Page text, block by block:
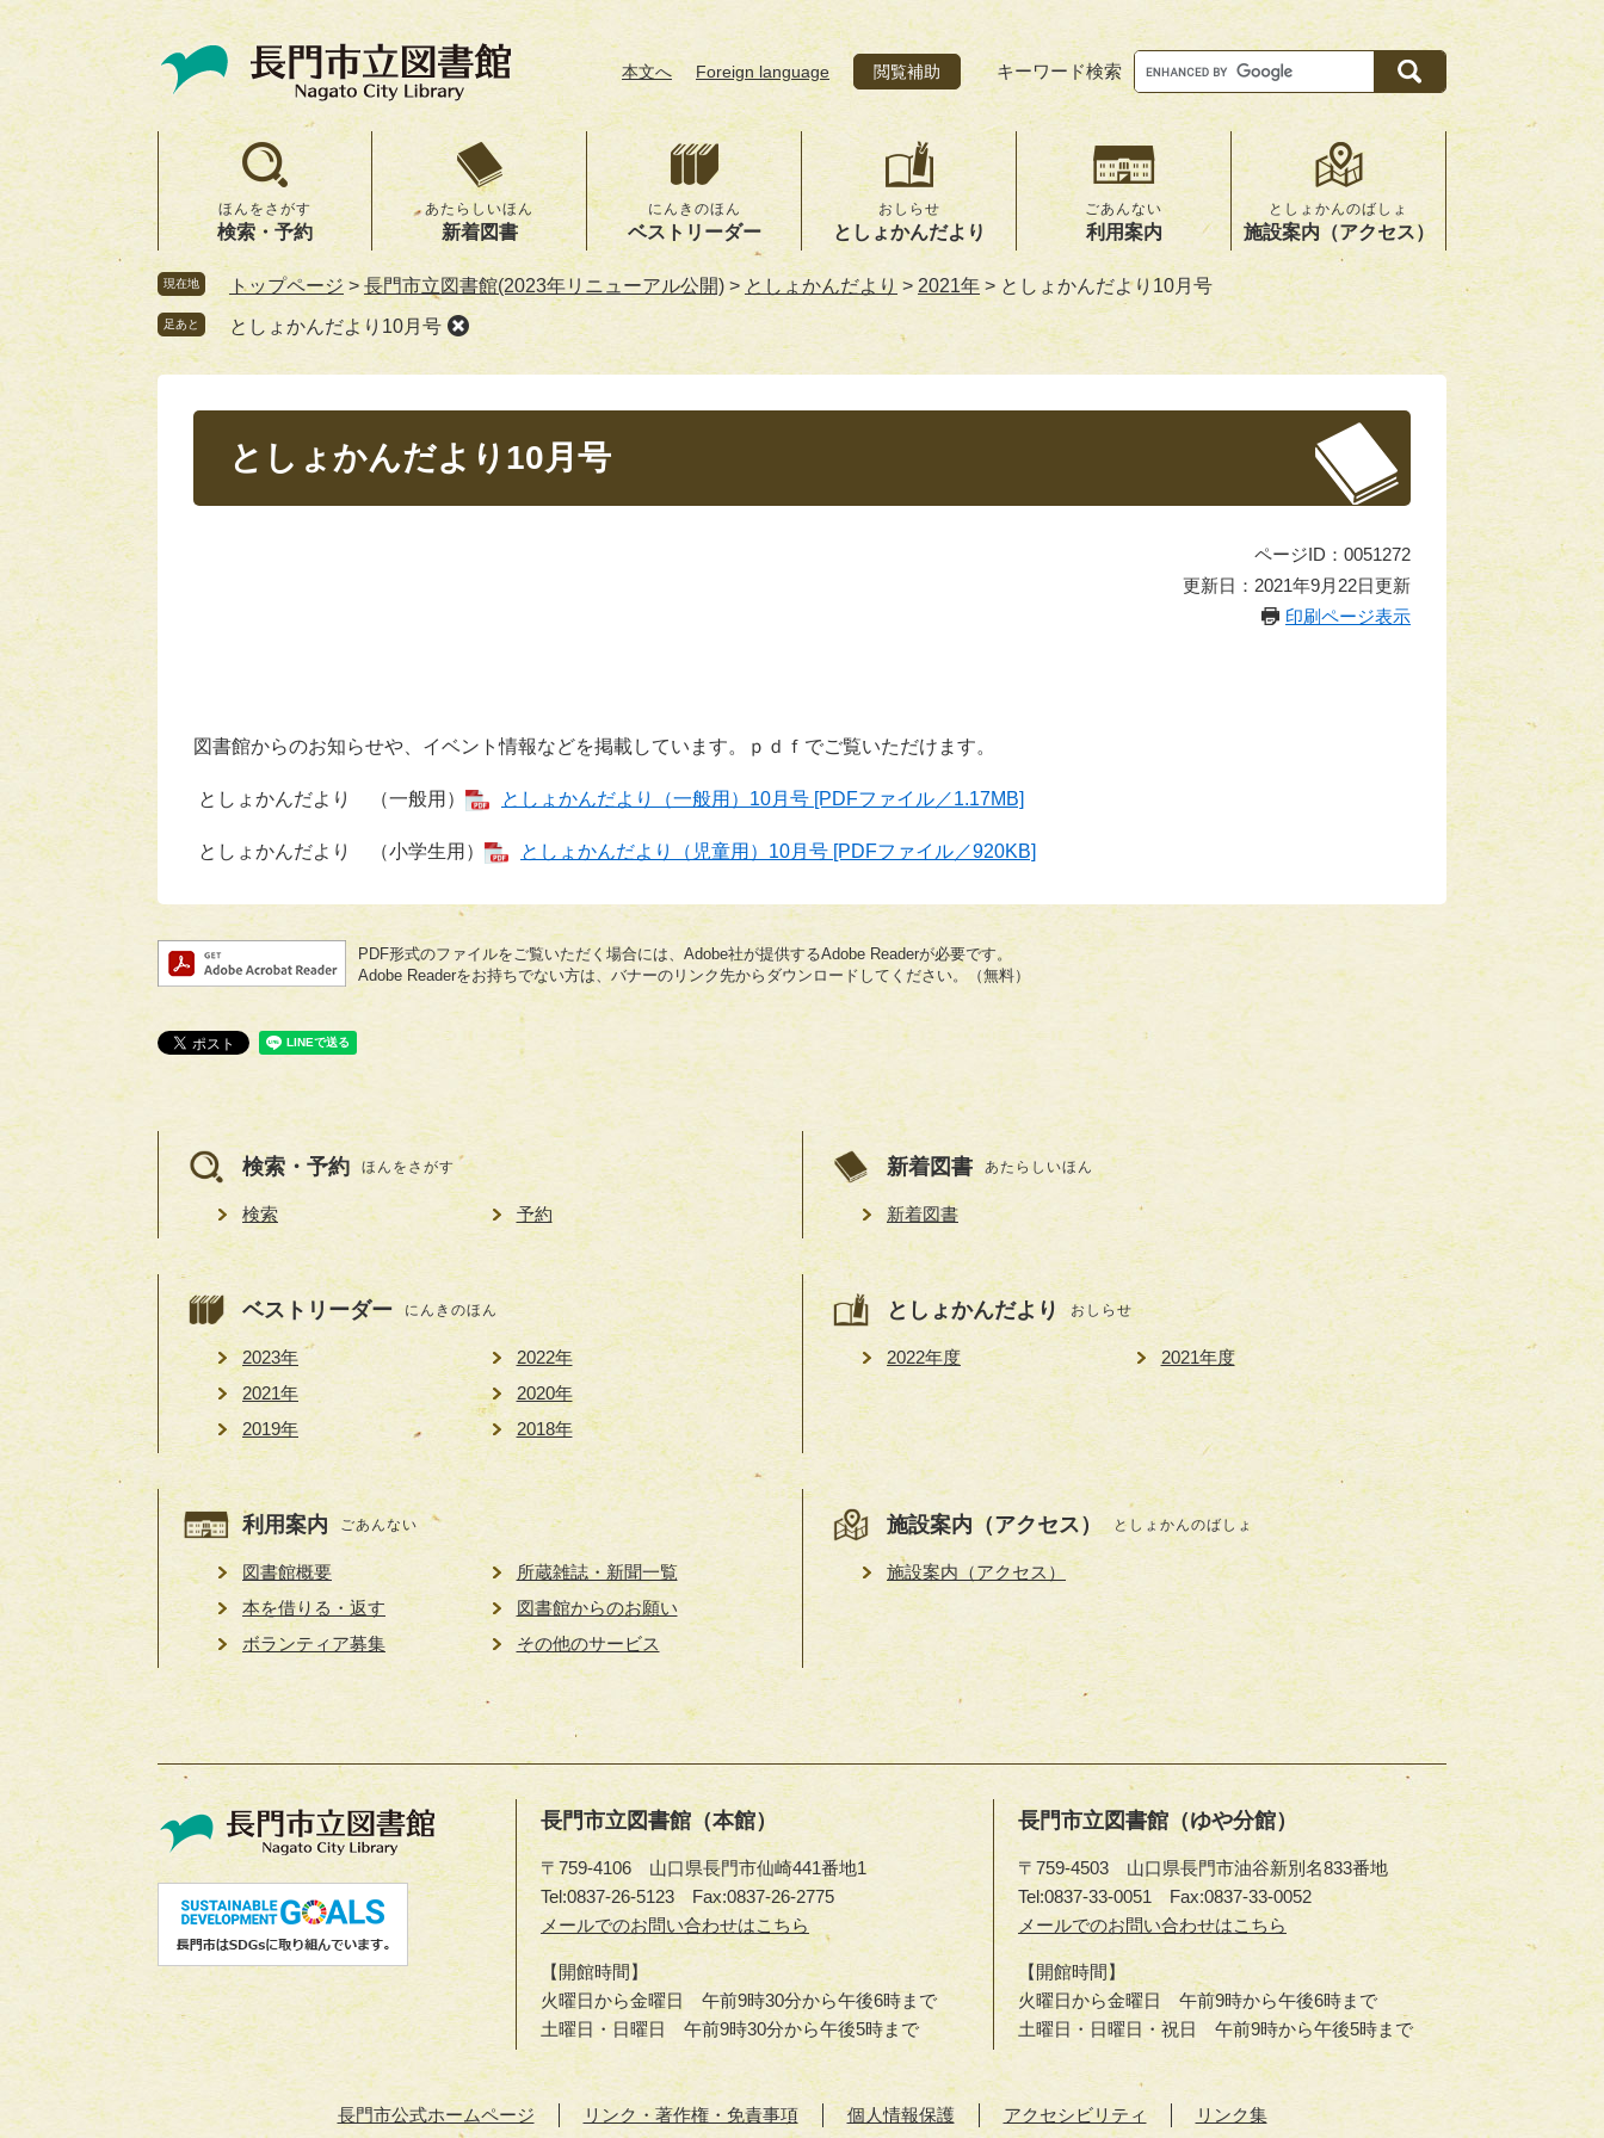
ペ
ー
先
頭
で
す。
メ
ニ
を
飛
ば
し
て
本
文
本文へ Foreign language 閲覧補助 キーワード検索
Google
カ
ス
タ
ム
検
索
ほんをさがす
検索・予約
あたらしいほん
新着図書
にんきのほん
ベストリーダー
おしらせ
としょかんだより
ごあんない
利用案内
としょかんのばしょ
施設案内（アクセス）
現在地 トップページ >長門市立図書館(2023年リニューアル公開) > としょかんだより > 2021年 > としょかんだより10月号
足あと としょかんだより10月号
としょかんだより10月号
ページID：0051272
更新日：2021年9月22日更新
印刷ページ表示
図書館からのお知らせや、イベント情報などを掲載しています。ｐｄｆでご覧いただけます。
としょかんだより （一般用） としょかんだより（一般用）10月号 [PDFファイル／1.17MB]
としょかんだより （小学生用） としょかんだより（児童用）10月号 [PDFファイル／920KB]
PDF形式のファイルをご覧いただく場合には、Adobe社が提供するAdobe Readerが必要です。
Adobe Readerをお持ちでない方は、バナーのリンク先からダウンロードしてください。（無料）
検索・予約 ほんをさがす
検索 予約
新着図書 あたらしいほん
新着図書
ベストリーダー にんきのほん
2023年
2022年
2021年
2020年
2019年
2018年
としょかんだより おしらせ
2022年度 2021年度
利用案内 ごあんない
図書館概要
所蔵雑誌・新聞一覧
本を借りる・返す
図書館からのお願い
ボランティア募集
その他のサービス
施設案内（アクセス） としょかんのばしょ
施設案内（アクセス）
長門市立図書館（本館）
〒759-4106 山口県長門市仙崎441番地1
Tel:0837-26-5123
Fax:0837-26-2775
長
門
市
立
図
書
館
（本
メールでのお問い合わせはこちら
【開館時間】
火曜日から金曜日 午前9時30分から午後6時まで
土曜日・日曜日 午前9時30分から午後5時まで
長門市立図書館（ゆや分館）
〒759-4503 山口県長門市油谷新別名833番地
Tel:0837-33-0051
Fax:0837-33-0052
長
門
市
立
図
（ゆ
メールでのお問い合わせはこちら
【開館時間】
火曜日から金曜日 午前9時から午後6時まで
土曜日・日曜日・祝日 午前9時から午後5時まで
長門市公式ホームページ リンク・著作権・免責事項 個人情報保護 アクセシビリティ リンク集